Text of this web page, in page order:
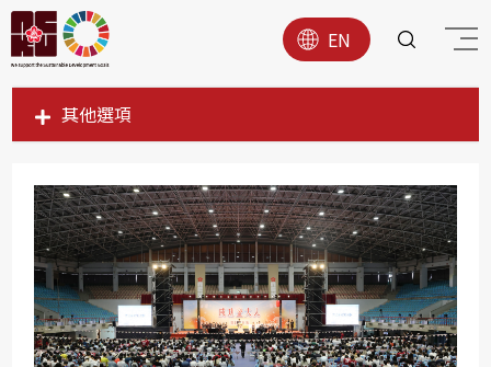
EN
其他選項
SDG1
SDG3
SDG4
SDG5
SDG6